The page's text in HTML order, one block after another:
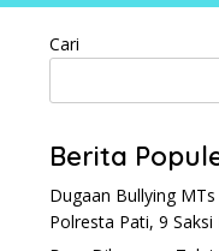
Cari
Berita
Dugaan Bullying
Polresta Pati, 9 Saksi